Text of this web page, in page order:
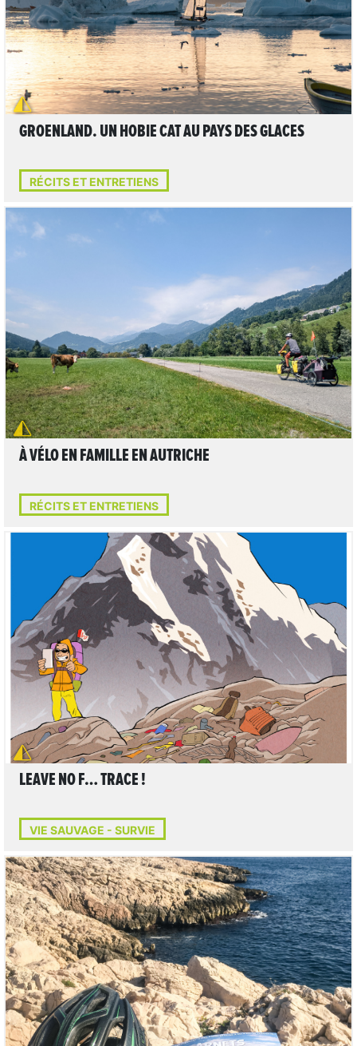
LIRE L'ARTICLE
GROENLAND. UN HOBIE CAT AU PAYS DES GLACES
RÉCITS ET ENTRETIENS
LIRE L'ARTICLE
À VÉLO EN FAMILLE EN AUTRICHE
RÉCITS ET ENTRETIENS
LIRE L'ARTICLE
LEAVE NO F… TRACE !
VIE SAUVAGE - SURVIE
LIRE L'ARTICLE